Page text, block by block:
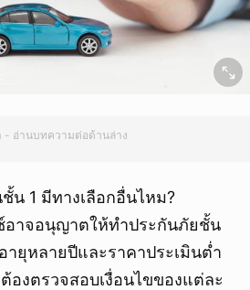
อ่านบทความต่อด้านล่าง
น 1 มีทางเลือกอื่นไหม?
าจอนุญาตให้ทำประกันภัยชั้น
ยุหลายปีและราคาประเมินต่ำ
องตรวจสอบเงื่อนไขของแต่ละ